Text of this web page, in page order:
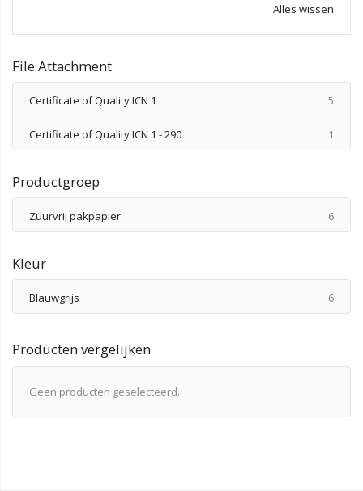
Alles wissen
File Attachment
Certificate of Quality ICN 1 5
Certificate of Quality ICN 1 - 290 1
Productgroep
Zuurvrij pakpapier 6
Kleur
Blauwgrijs 6
Producten vergelijken
Geen producten geselecteerd.